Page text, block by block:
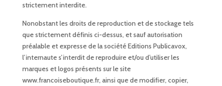
strictement interdite.
Nonobstant les droits de reproduction et de stockage tels
que strictement définis ci-dessus, et sauf autorisation
préalable et expresse de la société Editions Publicavox,
l’internaute s’interdit de reproduire et/ou d’utiliser les
marques et logos présents sur le site
www.francoiseboutique.fr, ainsi que de modifier, copier,